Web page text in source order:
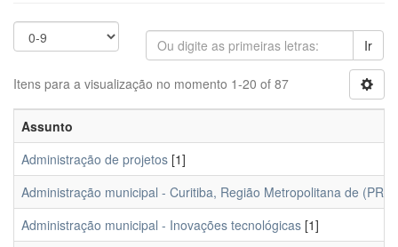
Ir
Itens para a visualização no momento 1-20 of 87
Assunto
Administração de projetos [1]
Administração municipal - Curitiba, Região Metropolitana de (PR)
Administração municipal - Inovações tecnológicas [1]